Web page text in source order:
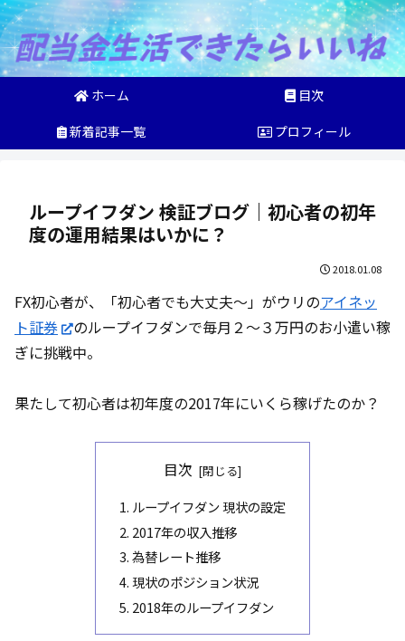
ホーム
目次
新着記事一覧
プロフィール
ループイフダン 検証ブログ｜初心者の初年
度の運用結果はいかに？
2018.01.08
FX初心者が、「初心者でも大丈夫～」がウリのアイネッ
ト証券
のループイフダンで毎月２～３万円のお小遣い稼
ぎに挑戦中。
果たして初心者は初年度の2017年にいくら稼げたのか？
目次
1. ループイフダン 現状の設定
2. 2017年の収入推移
3. 為替レート推移
4. 現状のポジション状況
5. 2018年のループイフダン